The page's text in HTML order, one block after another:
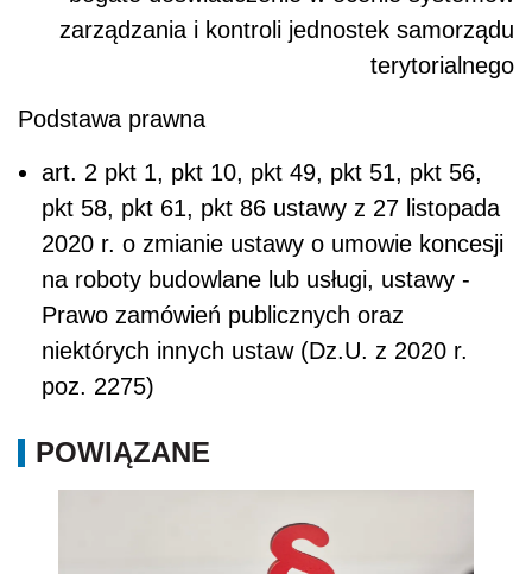
zarządzania i kontroli jednostek samorządu
terytorialnego
Podstawa prawna
art. 2 pkt 1, pkt 10, pkt 49, pkt 51, pkt 56,
pkt 58, pkt 61, pkt 86 ustawy z 27 listopada
2020 r. o zmianie ustawy o umowie koncesji
na roboty budowlane lub usługi, ustawy -
Prawo zamówień publicznych oraz
niektórych innych ustaw (Dz.U. z 2020 r.
poz. 2275)
POWIĄZANE